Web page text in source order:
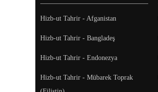
Hizb-ut Tahrir - Afganistan
Hizb-ut Tahrir - Bangladeş
Hizb-ut Tahrir - Endonezya
Hizb-ut Tahrir - Mübarek Toprak